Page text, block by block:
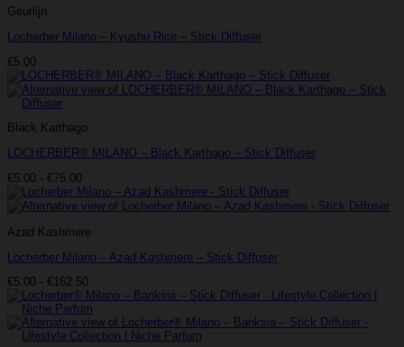
Geurlijn
Locherber Milano – Kyushu Rice – Stick Diffuser
€5.00
Black Karthago
LOCHERBER® MILANO – Black Karthago – Stick Diffuser
€5.00 - €75.00Prijsklasse:
€5.00
tot
Azad Kashmere
Locherber Milano – Azad Kashmere – Stick Diffuser
€5.00 - €162.50Prijsklasse:
€5.00
tot
€162.50